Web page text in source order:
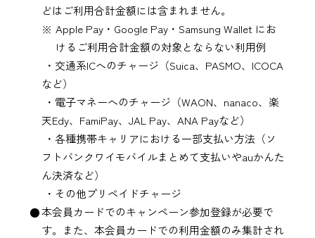
どはご利用合計金額には含まれません。
Apple Pay・ Google Pay・ Samsung Walletにお
けるご利用合計金額の対象とならない利用例
・交通系ICへのチャージ（Suica、PASMO、ICOCA
など）
・電子マネーへのチャージ（WAON、nanaco、楽
天Edy、FamiPay、JAL Pay、ANA Payなど）
・各種携帯キャリアにおける一部支払い方法（ソ
フトバンクワイモバイルまとめて支払いやauかんた
ん決済など）
・その他プリペイドチャージ
本会員カードでのキャンペーン参加登録が必要で
す。また、本会員カードでの利用金額のみ集計され